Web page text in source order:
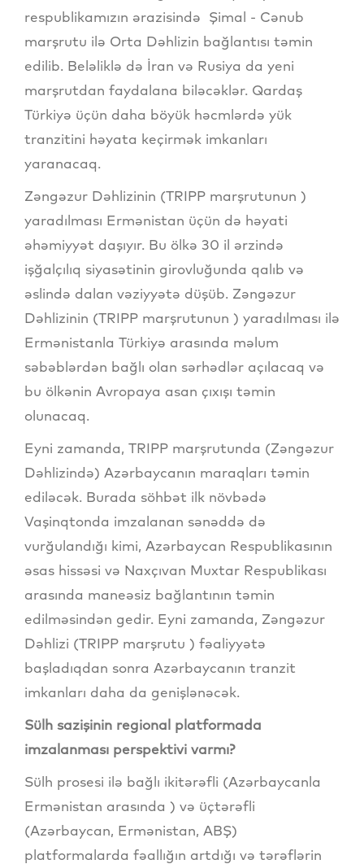
respublikamızın ərazisində Şimal - Cənub
marşrutu ilə Orta Dəhlizin bağlantısı təmin
edilib. Beləliklə də İran və Rusiya da yeni
marşrutdan faydalana biləcəklər. Qardaş
Türkiyə üçün daha böyük həcmlərdə yük
tranzitini həyata keçirmək imkanları
yaranacaq.
Zəngəzur Dəhlizinin (TRIPP marşrutunun )
yaradılması Ermənistan üçün də həyati
əhəmiyyət daşıyır. Bu ölkə 30 il ərzində
işğalçılıq siyasətinin girovluğunda qalıb və
əslində dalan vəziyyətə düşüb. Zəngəzur
Dəhlizinin (TRIPP marşrutunun ) yaradılması ilə
Ermənistanla Türkiyə arasında məlum
səbəblərdən bağlı olan sərhədlər açılacaq və
bu ölkənin Avropaya asan çıxışı təmin
olunacaq.
Eyni zamanda, TRIPP marşrutunda (Zəngəzur
Dəhlizində) Azərbaycanın maraqları təmin
ediləcək. Burada söhbət ilk növbədə
Vaşinqtonda imzalanan sənəddə də
vurğulandığı kimi, Azərbaycan Respublikasının
əsas hissəsi və Naxçıvan Muxtar Respublikası
arasında maneəsiz bağlantının təmin
edilməsindən gedir. Eyni zamanda, Zəngəzur
Dəhlizi (TRIPP marşrutu ) fəaliyyətə
başladıqdan sonra Azərbaycanın tranzit
imkanları daha da genişlənəcək.
Sülh sazişinin regional platformada
imzalanması perspektivi varmı?
Sülh prosesi ilə bağlı ikitərəfli (Azərbaycanla
Ermənistan arasında ) və üçtərəfli
(Azərbaycan, Ermənistan, ABŞ)
platformalarda fəallığın artdığı və tərəflərin